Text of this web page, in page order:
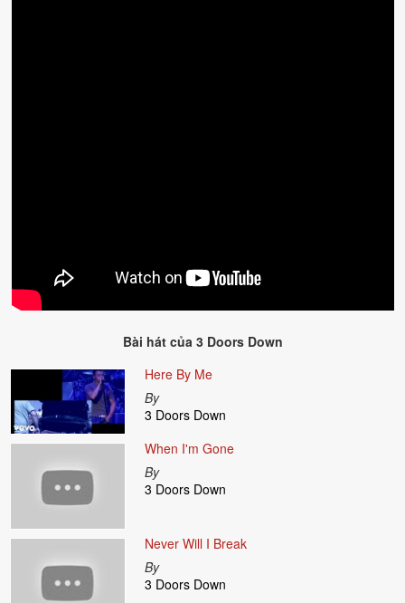
Bài hát của 3 Doors Down
Here By Me
By
3 Doors Down
When I'm Gone
By
3 Doors Down
Never Will I Break
By
3 Doors Down